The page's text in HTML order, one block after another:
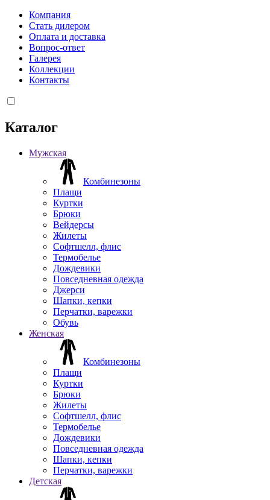
Компания
Стать дилером
Оплата и доставка
Вопрос-ответ
Галерея
Коллекции
Контакты
Каталог
Мужская
Комбинезоны
Плащи
Куртки
Брюки
Вейдерсы
Жилеты
Софтшелл, флис
Термобелье
Дождевики
Повседневная одежда
Джерси
Шапки, кепки
Перчатки, варежки
Обувь
Женская
Комбинезоны
Плащи
Куртки
Брюки
Жилеты
Софтшелл, флис
Термобелье
Дождевики
Повседневная одежда
Шапки, кепки
Перчатки, варежки
Детская